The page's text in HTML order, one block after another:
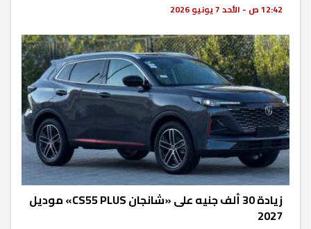
12:42 ص - الأحد 7 يونيو 2026
زيادة 30 ألف جنيه على «شانجان CS55 PLUS» موديل
2027